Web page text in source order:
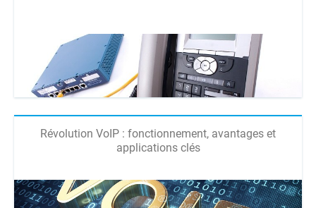
Révolution VoIP : fonctionnement, avantages et
applications clés